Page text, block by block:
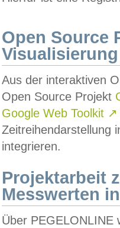
Open Source
Visualisierung
Aus der interaktiven
Open Source Projekt
Google Web Toolkit ↗
Zeitreihendarstellung
integrieren.
Projektarbeit
Messwerten
Über PEGELONLINE